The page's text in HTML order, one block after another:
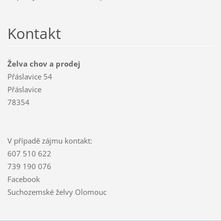
Kontakt
Želva chov a prodej
Přáslavice 54
Přáslavice
78354
V případě zájmu kontakt:
607 510 622
739 190 076
Facebook
Suchozemské želvy Olomouc